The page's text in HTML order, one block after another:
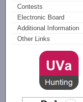
Contests
Electronic Board
Additional Information
Other Links